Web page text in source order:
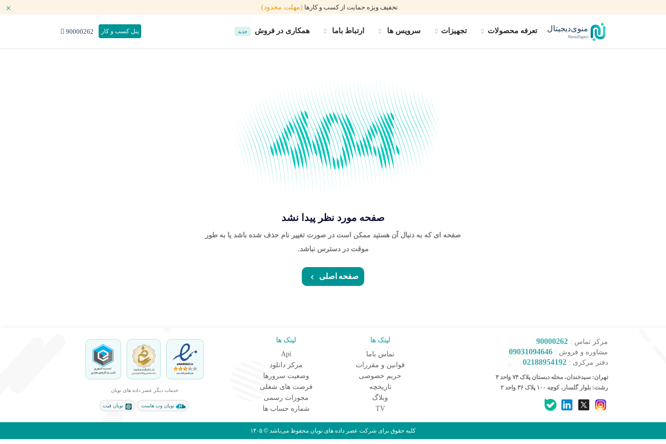
تخفیف ویژه حمایت از کسب و کارها (مهلت محدود)
منوی‌دیجیتال
MenuDigital
تعرفه محصولات تجهیزات سرویس ها ارتباط باما همکاری در فروش جدید پنل کسب و کار 90000262
کارشناس مشاوره و فروش
جهت ارتباط در پیامرسان بله کلیک کنید
صفحه مورد نظر پیدا نشد
صفحه ای که به دنبال آن هستید ممکن است در صورت تغییر نام حذف شده باشد یا به طور
موقت در دسترس نباشد.
صفحه اصلی
مرکز تماس : 90000262
مشاوره و فروش : 09031094646
دفتر مرکزی : 02188954192
تهران: سیدخندان، محله دبستان پلاک ۷۴ واحد ۴
رشت: بلوار گلسار، کوچه ۱۰۰ پلاک ۳۶ واحد ۲
لینک ها
تماس باما
قوانین و مقررات
حریم خصوصی
تاریخچه
وبلاگ
TV
لینک ها
Api
مرکز دانلود
وضعیت سرورها
فرصت های شغلی
مجوزات رسمی
شماره حساب ها
خدمات دیگر عصر داده های نویان
نویان وب هاست نویان فیت
کلیه حقوق برای شرکت عصر داده های نویان محفوظ می‌باشد © ۱۴۰۵